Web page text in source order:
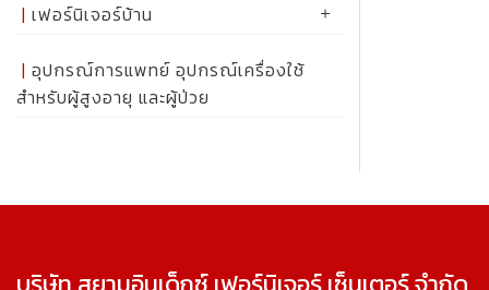
เฟอร์นิเจอร์บ้าน
อุปกรณ์การแพทย์ อุปกรณ์เครื่องใช้
สำหรับผู้สูงอายุ และผู้ป่วย